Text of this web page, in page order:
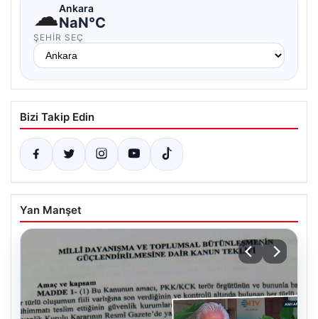
☁Ankara
NaN°C
ŞEHIR SEÇ
Bizi Takip Edin
Yan Manşet